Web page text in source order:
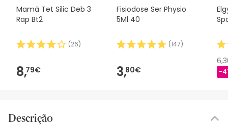
Mamã Tet Silic Deb 3
Rap Bt2
(26)
8,79€
Fisiodose Ser Physio
5Ml 40
(147)
3,80€ -
Descrição